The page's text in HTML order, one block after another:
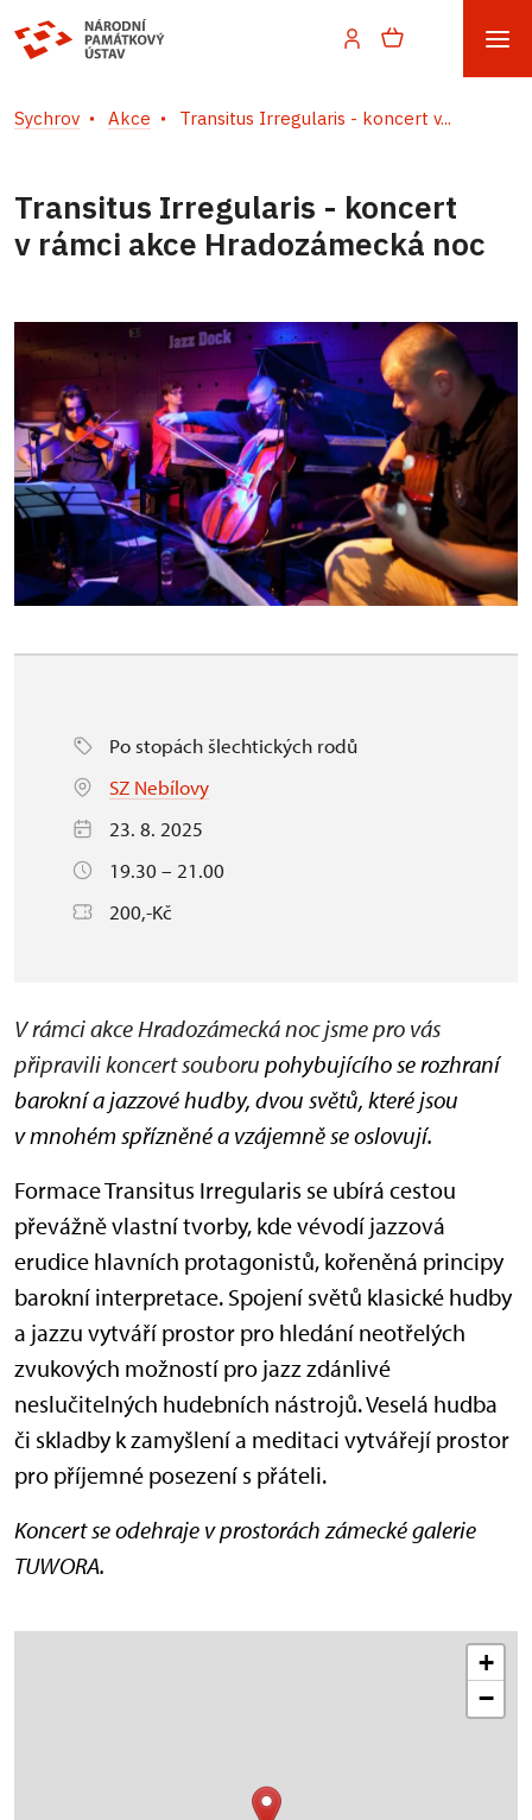
Sychrov Akce Transitus Irregularis - koncert v...
Transitus Irregularis - koncert
v rámci akce Hradozámecká noc
Po stopách šlechtických rodů
SZ Nebílovy
23. 8. 2025
19.30 – 21.00
200,-Kč
V rámci akce Hradozámecká noc jsme pro vás
připravili koncert souboru pohybujícího se rozhraní
barokní a jazzové hudby, dvou světů, které jsou
v mnohém spřízněné a vzájemně se oslovují.
Formace Transitus Irregularis se ubírá cestou
převážně vlastní tvorby, kde vévodí jazzová
erudice hlavních protagonistů, kořeněná principy
barokní interpretace. Spojení světů klasické hudby
a jazzu vytváří prostor pro hledání neotřelých
zvukových možností pro jazz zdánlivé
neslučitelných hudebních nástrojů. Veselá hudba
či skladby k zamyšlení a meditaci vytvářejí prostor
pro příjemné posezení s přáteli.
Koncert se odehraje v prostorách zámecké galerie
TUWORA.
+
−